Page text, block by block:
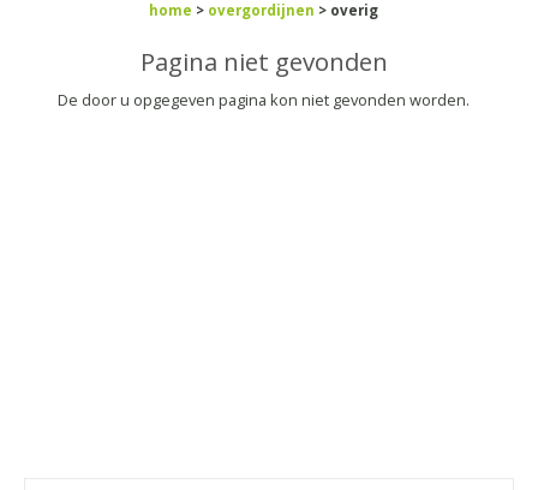
home > overgordijnen > overig
Pagina niet gevonden
De door u opgegeven pagina kon niet gevonden worden.